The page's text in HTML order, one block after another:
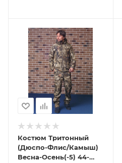
Костюм Тритонный
(Дюспо-Флис/Камыш)
Весна-Осень(-5) 44-